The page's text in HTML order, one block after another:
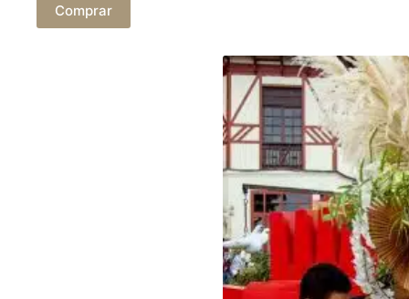
Comprar